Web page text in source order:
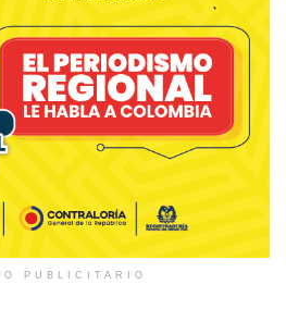
PUBLICITARIO